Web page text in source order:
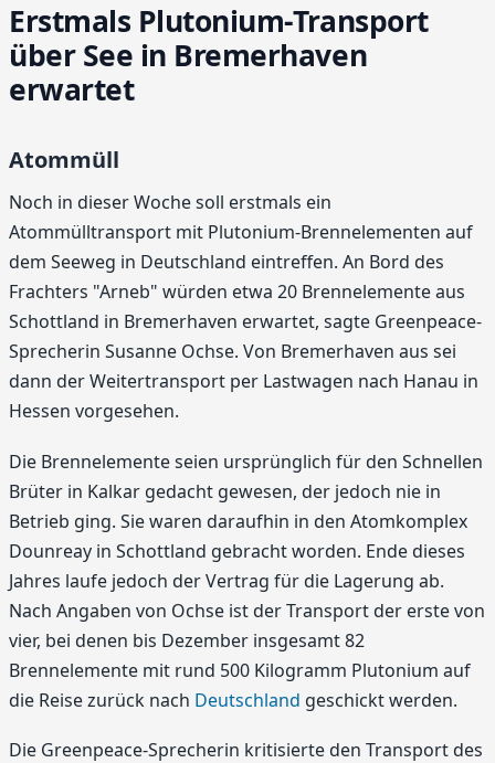
Erstmals Plutonium-Transport
über See in Bremerhaven
erwartet
Atommüll
Noch in dieser Woche soll erstmals ein
Atommülltransport mit Plutonium-Brennelementen auf
dem Seeweg in Deutschland eintreffen. An Bord des
Frachters "Arneb" würden etwa 20 Brennelemente aus
Schottland in Bremerhaven erwartet, sagte Greenpeace-
Sprecherin Susanne Ochse. Von Bremerhaven aus sei
dann der Weitertransport per Lastwagen nach Hanau in
Hessen vorgesehen.
Die Brennelemente seien ursprünglich für den Schnellen
Brüter in Kalkar gedacht gewesen, der jedoch nie in
Betrieb ging. Sie waren daraufhin in den Atomkomplex
Dounreay in Schottland gebracht worden. Ende dieses
Jahres laufe jedoch der Vertrag für die Lagerung ab.
Nach Angaben von Ochse ist der Transport der erste von
vier, bei denen bis Dezember insgesamt 82
Brennelemente mit rund 500 Kilogramm Plutonium auf
die Reise zurück nach Deutschland geschickt werden.
Die Greenpeace-Sprecherin kritisierte den Transport des